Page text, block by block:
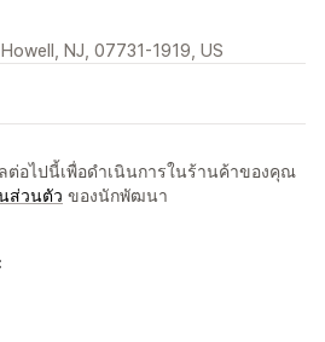
NJ, 07731-1919, US
ต่อไปนี้เพื่อดำเนินการในร้านค้าของคุณ
ส่วนตัว ของนักพัฒนา